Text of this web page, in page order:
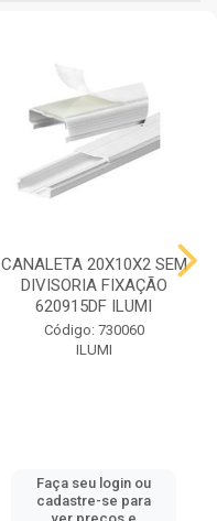
CANALETA 20X10X2 SEM
DIVISORIA FIXAÇÃO
620915DF ILUMI
Código: 730060
ILUMI
Faça seu login ou
cadastre-se para